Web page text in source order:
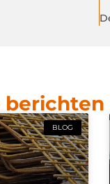
berichten
BLOG